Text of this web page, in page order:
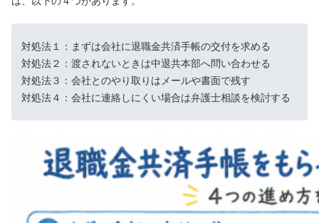
対処法１：まずは会社に退職金共済手帳の交付を求める
対処法２：渡されないときは中退共本部へ問い合わせる
対処法３：会社とのやり取りはメールや書面で残す
対処法４：会社に連絡しにくい場合は弁護士相談を検討する